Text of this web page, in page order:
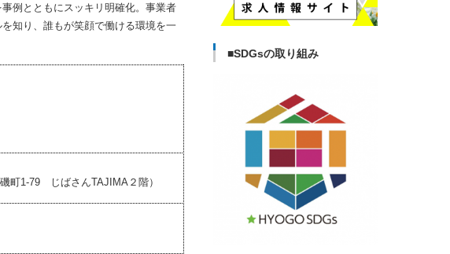
例とともにスッキリ明確化。事業者
知り、誰もが笑顔で働ける環境を一
磯町1-79 じばさんTAJIMA２階）
■SDGsの取り組み